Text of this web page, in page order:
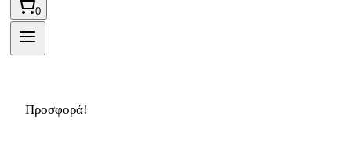
0
Προσφορά!